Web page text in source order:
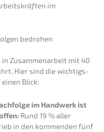
im
bedro­hen
Zusam­men­ar­beit mit 40
Hier sind die wichtigs­
Blick:
im Handwerk ist
Rund 19 % aller
in den kommen­den fünf